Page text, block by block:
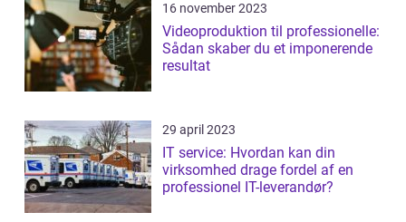
16 november 2023
Videoproduktion til professionelle:
Sådan skaber du et imponerende
resultat
29 april 2023
IT service: Hvordan kan din
virksomhed drage fordel af en
professionel IT-leverandør?